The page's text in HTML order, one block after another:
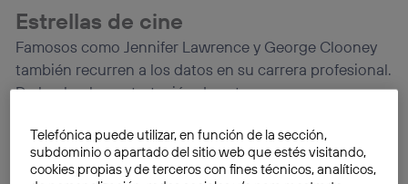
Estrellas de cine
Famosos como Jennifer Lawrence y George Clooney
también recurren a los datos en su carrera profesional.
De hecho, la contratación de actores para nuevas
de películas o programas de televisión que han
realizado antes. Combinar críticas o reseñas de
Telefónica puede utilizar, en función de la sección,
subdominio o apartado del sitio web que estés visitando,
cookies propias y de terceros con fines técnicos, analíticos,